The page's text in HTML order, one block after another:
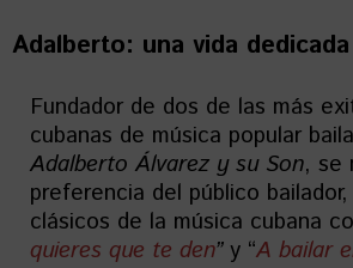
Adalberto: una vida
Fundador de dos de las más
cubanas de música popular
Adalberto Álvarez y su Son, se
preferencia del público
clásicos de la música cubana
quieres que te den”y “A bailar